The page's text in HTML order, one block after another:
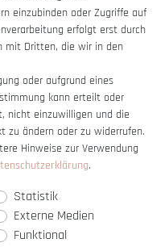
einzubinden oder Zugriffe auf
erfolgt erst durch
mit Dritten, die wir in den
oder aufgrund eines
kann erteilt oder
nicht einzuwilligen und die
zu ändern oder zu widerrufen.
Hinweise zur Verwendung
.
Statistik
Externe Medien
Funktional